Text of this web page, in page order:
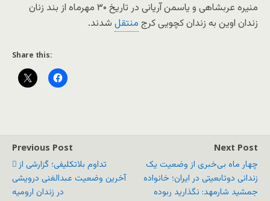
منیره عربشاهی و یاسمن آریانی در تاریخ ۳۰ مهرماه از بند زنان
زندان اوین به زندان کچویی کرج منتقل شدند.
Share this:
Previous Post
تداوم بلاتکلیفی؛ گزارشی از
آخرین وضعیت عبدالغنی درویشی
در زندان ارومیه
Next Post
چهار ماه بی‌خبری از وضعیت یک
زندانی دوتابعیتی در ایران؛ خانواده
جمشید شارمهد: نگذارید ربوده